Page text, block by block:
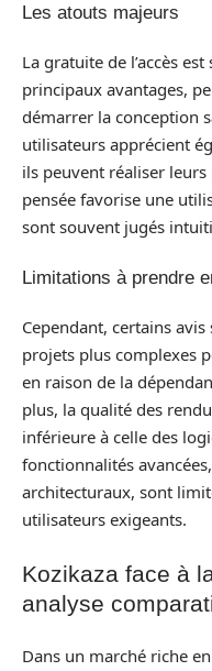
Les atouts majeurs
La gratuite de l’accès
principaux avantages,
démarrer la conception
utilisateurs apprécient
ils peuvent réaliser
pensée favorise une
sont souvent jugés
Limitations à prendre
Cependant, certains
projets plus complexes
en raison de la
plus, la qualité des
inférieure à celle des
fonctionnalités
architecturaux, sont
utilisateurs exigeants.
Kozikaza face à
analyse
Dans un marché riche